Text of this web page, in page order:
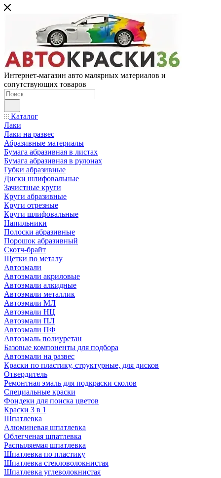
Интернет-магазин авто малярных материалов и
сопутствующих товаров
Каталог
Лаки
Лаки на развес
Абразивные материалы
Бумага абразивная в листах
Бумага абразивная в рулонах
Губки абразивные
Диски шлифовальные
Зачистные круги
Круги абразивные
Круги отрезные
Круги шлифовальные
Напильники
Полоски абразивные
Порошок абразивный
Скотч-брайт
Щетки по металу
Автоэмали
Автоэмали акриловые
Автоэмали алкидные
Автоэмали металлик
Автоэмали МЛ
Автоэмали НЦ
Автоэмали ПЛ
Автоэмали ПФ
Автоэмаль полиуретан
Базовые компоненты для подбора
Автоэмали на развес
Краски по пластику, структурные, для дисков
Отвердитель
Ремонтная эмаль для подкраски сколов
Специальные краски
Фондеки для поиска цветов
Краски 3 в 1
Шпатлевка
Алюминевая шпатлевка
Облегченая шпатлевка
Распыляемая шпатлевка
Шпатлевка по пластику
Шпатлевка стекловолокнистая
Шпатлевка углеволокнистая